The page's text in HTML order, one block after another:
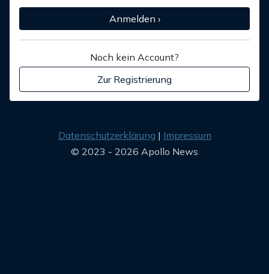
Anmelden ›
Noch kein Account?
Zur Registrierung
Datenschutzerklärung
Impressum
© 2023 - 2026 Apollo News